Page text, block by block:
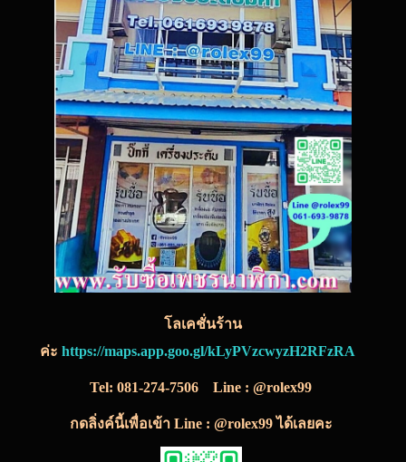
โลเคชั่นร้าน
ค่ะ https://maps.app.goo.gl/kLyPVzcwyzH2RFzRA
Tel:081-274-7506 Line : @rolex99
กดลิ่งค์นี้เพื่อเข้า Line : @rolex99 ได้เลยคะ